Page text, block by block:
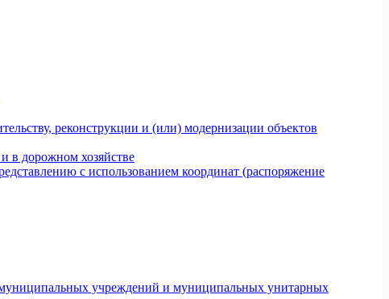
реконструкции и (или) модернизации объектов
в дорожном хозяйстве
с использованием координат (распоряжение
муниципальных учреждений и муниципальных унитарных